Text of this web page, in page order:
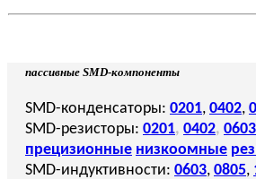
пассивные SMD-компоненты
SMD-конденсаторы: 0201, 0402,
SMD-резисторы: 0201, 0402, 0603
прецизионные низкоомные
SMD-индуктивности: 0603, 0805,